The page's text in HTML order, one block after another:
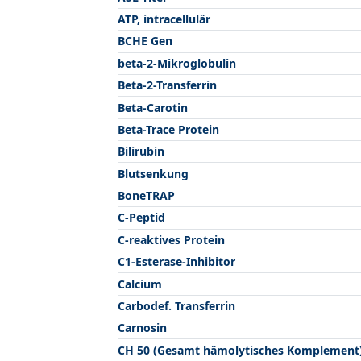
ATP, intracellulär
BCHE Gen
beta-2-Mikroglobulin
Beta-2-Transferrin
Beta-Carotin
Beta-Trace Protein
Bilirubin
Blutsenkung
BoneTRAP
C-Peptid
C-reaktives Protein
C1-Esterase-Inhibitor
Calcium
Carbodef. Transferrin
Carnosin
CH 50 (Gesamt hämolytisches